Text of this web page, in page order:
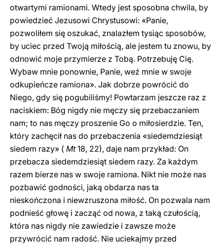
otwartymi ramionami. Wtedy jest sposobna chwila, by
powiedzieć Jezusowi Chrystusowi: «Panie,
pozwoliłem się oszukać, znalazłem tysiąc sposobów,
by uciec przed Twoją miłością, ale jestem tu znowu, by
odnowić moje przymierze z Tobą. Potrzebuję Cię.
Wybaw mnie ponownie, Panie, weź mnie w swoje
odkupieńcze ramiona». Jak dobrze powrócić do
Niego, gdy się pogubiliśmy! Powtarzam jeszcze raz z
naciskiem: Bóg nigdy nie męczy się przebaczaniem
nam; to nas męczy proszenie Go o miłosierdzie. Ten,
który zachęcił nas do przebaczenia «siedemdziesiąt
siedem razy» ( Mt18, 22), daje nam przykład: On
przebacza siedemdziesiąt siedem razy. Za każdym
razem bierze nas w swoje ramiona. Nikt nie może nas
pozbawić godności, jaką obdarza nas ta
nieskończona i niewzruszona miłość. On pozwala nam
podnieść głowę i zacząć od nowa, z taką czułością,
która nas nigdy nie zawiedzie i zawsze może
przywrócić nam radość. Nie uciekajmy przed